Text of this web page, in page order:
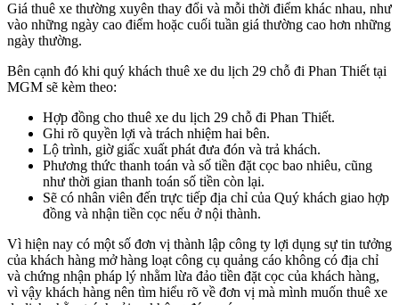
Giá thuê xe thường xuyên thay đổi và mỗi thời điểm khác nhau, như
vào những ngày cao điểm hoặc cuối tuần giá thường cao hơn những
ngày thường.
Bên cạnh đó khi quý khách thuê xe du lịch 29 chỗ đi Phan Thiết tại
MGM sẽ kèm theo:
Hợp đồng cho thuê xe du lịch 29 chỗ đi Phan Thiết.
Ghi rõ quyền lợi và trách nhiệm hai bên.
Lộ trình, giờ giấc xuất phát đưa đón và trả khách.
Phương thức thanh toán và số tiền đặt cọc bao nhiêu, cũng
như thời gian thanh toán số tiền còn lại.
Sẽ có nhân viên đến trực tiếp địa chỉ của Quý khách giao hợp
đồng và nhận tiền cọc nếu ở nội thành.
Vì hiện nay có một số đơn vị thành lập công ty lợi dụng sự tin tưởng
của khách hàng mở hàng loạt công cụ quảng cáo không có địa chỉ
và chứng nhận pháp lý nhằm lừa đảo tiền đặt cọc của khách hàng,
vì vậy khách hàng nên tìm hiểu rõ về đơn vị mà mình muốn thuê xe